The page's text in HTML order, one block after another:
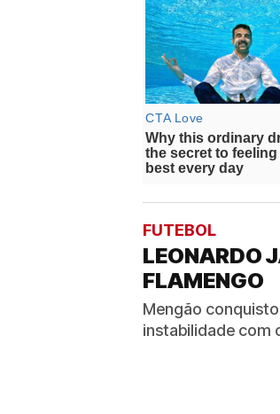
FUTEBOL
LEONARDO
FLAMENGO
Mengão
instabilidade com